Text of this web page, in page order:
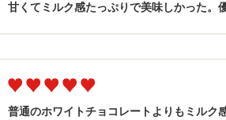
甘くてミルク感たっぷりで美味しかった。
普通のホワイトチョコレートよりもミルク